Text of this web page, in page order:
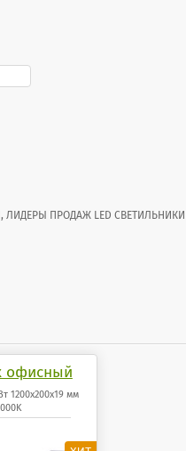
ЛИДЕРЫ ПРОДАЖ LED СВЕТИЛЬНИКИ
офисный
36 Вт
мм Опал
1200x200x19 мм